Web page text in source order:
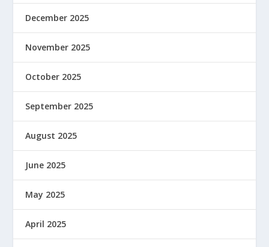
December 2025
November 2025
October 2025
September 2025
August 2025
June 2025
May 2025
April 2025